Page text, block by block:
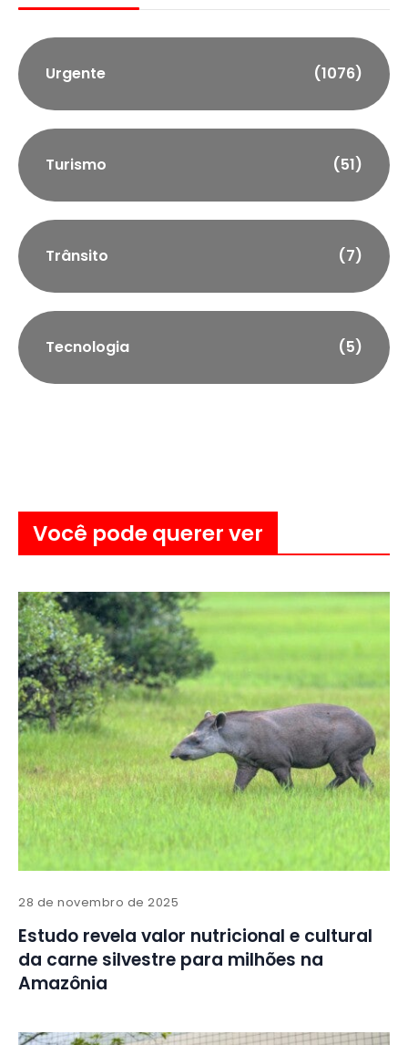
Urgente (1076)
Turismo (51)
Trânsito (7)
Tecnologia (5)
Você pode querer ver
28 de novembro de 2025
Estudo revela valor nutricional e cultural
da carne silvestre para milhões na
Amazônia